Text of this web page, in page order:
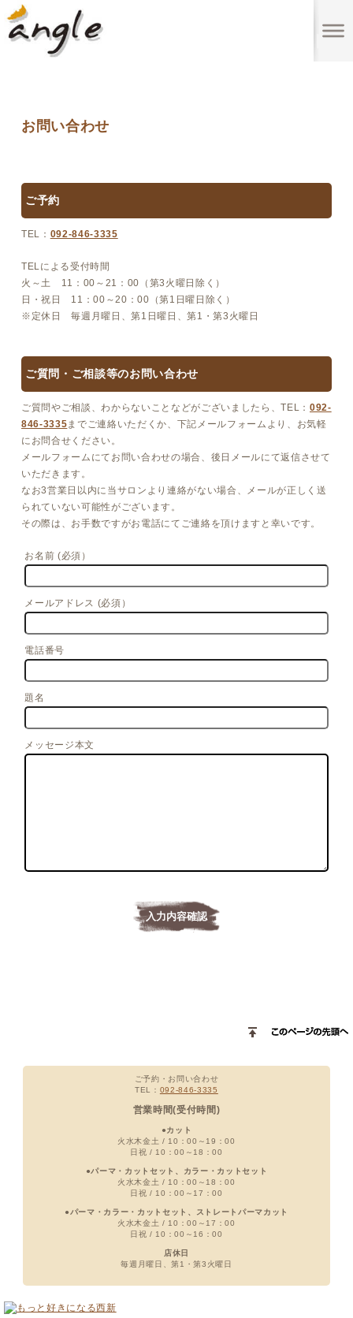
お問い合わせ
ご予約
TEL： 092-846-3335
TELによる受付時間
火～土 11：00～21：00（第3火曜日除く）
日・祝日 11：00～20：00（第1日曜日除く）
※定休日 毎週月曜日、第1日曜日、第1・第3火曜日
ご質問・ご相談等のお問い合わせ
ご質問やご相談、わからないことなどがございましたら、TEL： 092-
846-3335までご連絡いただくか、下記メールフォームより、お気軽
にお問合せください。
メールフォームにてお問い合わせの場合、後日メールにて返信させて
いただきます。
なお3営業日以内に当サロンより連絡がない場合、メールが正しく送
られていない可能性がございます。
その際は、お手数ですがお電話にてご連絡を頂けますと幸いです。
お名前 (必須）
メールアドレス (必須）
電話番号
題名
メッセージ本文
ご予約・お問い合わせ
TEL： 092-846-3335
営業時間(受付時間)
●カット
火水木金土 / 10：00～19：00
日祝 / 10：00～18：00
●パーマ・カットセット、カラー・カットセット
火水木金土 / 10：00～18：00
日祝 / 10：00～17：00
●パーマ・カラー・カットセット、ストレートパーマカット
火水木金土 / 10：00～17：00
日祝 / 10：00～16：00
店休日
毎週月曜日、第1・第3火曜日